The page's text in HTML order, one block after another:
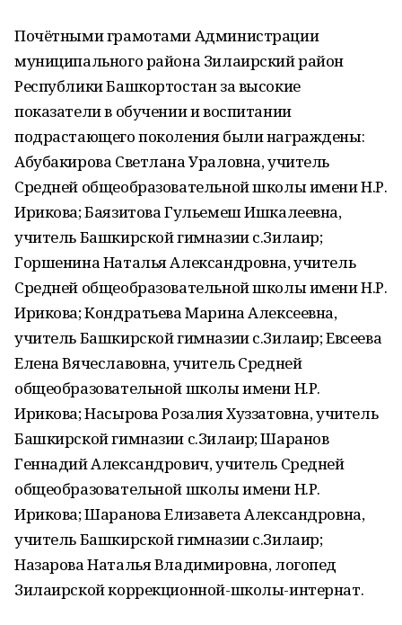
Почётными грамотами Администрации
муниципального района Зилаирский район
Республики Башкортостан за высокие
показатели в обучении и воспитании
подрастающего поколения были награждены:
Абубакирова Светлана Ураловна, учитель
Средней общеобразовательной школы имени Н.Р.
Ирикова; Баязитова Гульемеш Ишкалеевна,
учитель Башкирской гимназии с.Зилаир;
Горшенина Наталья Александровна, учитель
Средней общеобразовательной школы имени Н.Р.
Ирикова; Кондратьева Марина Алексеевна,
учитель Башкирской гимназии с.Зилаир; Евсеева
Елена Вячеславовна, учитель Средней
общеобразовательной школы имени Н.Р.
Ирикова; Насырова Розалия Хуззатовна, учитель
Башкирской гимназии с.Зилаир; Шаранов
Геннадий Александрович, учитель Средней
общеобразовательной школы имени Н.Р.
Ирикова; Шаранова Елизавета Александровна,
учитель Башкирской гимназии с.Зилаир;
Назарова Наталья Владимировна, логопед
Зилаирской коррекционной-школы-интернат.